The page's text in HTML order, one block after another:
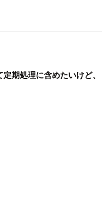
期処理に含めたいけど、